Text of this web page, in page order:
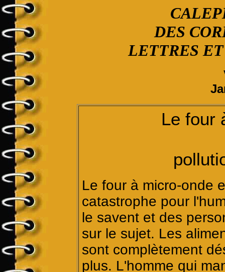
DES
LETTRES
Le four
Le four à micro-onde
catastrophe pour
le savent et des
sur le sujet. Les
sont complètement
plus. L'homme qui